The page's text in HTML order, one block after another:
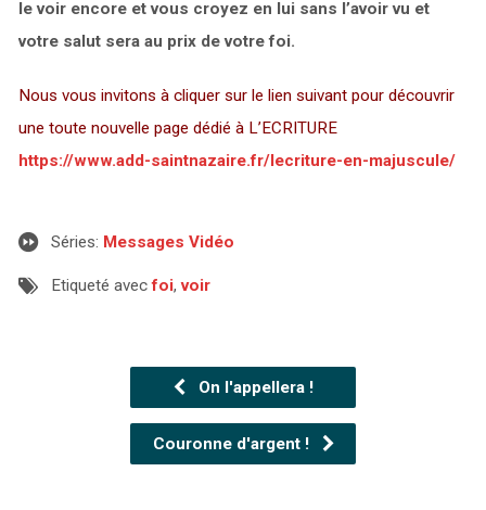
le voir encore et vous croyez en lui sans l’avoir vu et
votre salut sera au prix de votre foi.
Nous vous invitons à cliquer sur le lien suivant pour découvrir
une toute nouvelle page dédié à L’ECRITURE
https://www.add-saintnazaire.fr/lecriture-en-majuscule/
Séries: Messages Vidéo
Etiqueté avecfoi,voir
On l'appellera !
Couronne d'argent !